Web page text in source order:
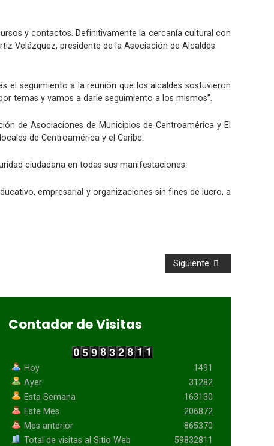
y contactos. Definitivamente la cercanía cultural con
Velázquez, presidente de la Asociación de Alcaldes.
el seguimiento a la reunión que los alcaldes sostuvieron
temas y vamos a darle seguimiento a los mismos”.
de Asociaciones de Municipios de Centroamérica y El
de Centroamérica y el Caribe.
ciudadana en todas sus manifestaciones.
empresarial y organizaciones sin fines de lucro, a
Siguiente
Contador de Visitas
Hoy
Ayer
Esta Semana
Este Mes
Mes anterior
Total de visitas al Sitio Web
1491
31282
163130
206872
865370
59832811